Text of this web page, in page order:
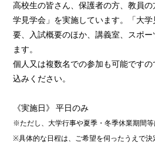
高校生の皆さん、保護者の方、教員
学見学会」を実施しています。「大
要、入試概要のほか、講義室、スポ
ます。
個人又は複数名での参加も可能です
込みください。
《実施日》 平日のみ
※ただし、大学行事や夏季・冬季休業期間等
※具体的な日程は、ご希望を伺ったうえで決